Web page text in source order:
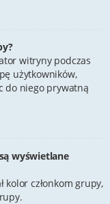
witryny podczas
użytkowników,
do niego prywatną
wyświetlane
członkom grupy,